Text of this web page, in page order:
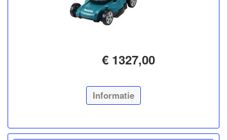
€ 1327,00
Informatie